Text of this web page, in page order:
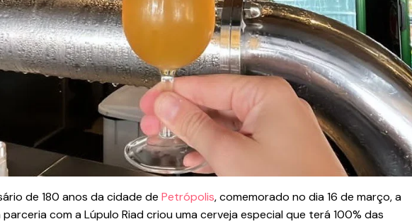
de 180 anos da cidade de Petrópolis, comemorado no dia 16 de março, a
parceria com a Lúpulo Riad criou uma cerveja especial que terá 100% das